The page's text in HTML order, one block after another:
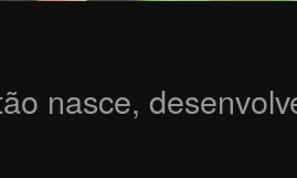
nasce,